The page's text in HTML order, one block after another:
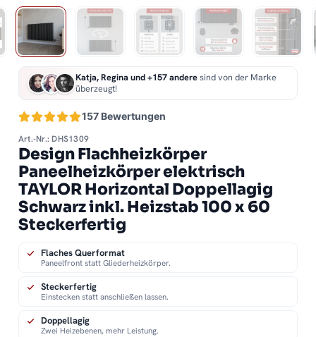
157 Bewertungen
Katja, Regina und +157 anderesind von der Marke
überzeugt!
Art.-Nr.: DHS1309
Design Flachheizkörper
Paneelheizkörper elektrisch
TAYLOR Horizontal Doppellagig
Schwarz inkl. Heizstab 100 x 60
Steckerfertig
Flaches Querformat
Paneelfront statt Gliederheizkörper.
Steckerfertig
Einstecken statt anschließen lassen.
Doppellagig
Zwei Heizebenen, mehr Leistung.